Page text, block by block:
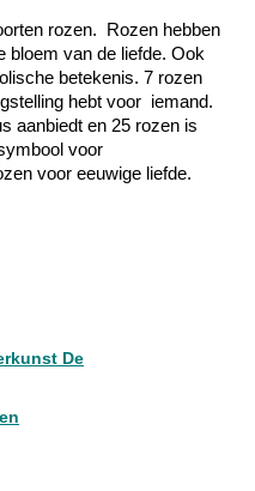
rozen.  Rozen hebben
bloem van de liefde. Ook
betekenis. 7 rozen
hebt voor  iemand.
aanbiedt en 25 rozen is
voor
De